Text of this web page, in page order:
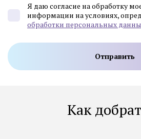
Я даю согласие на обработку
информации на условиях,
обработки персональных
Как